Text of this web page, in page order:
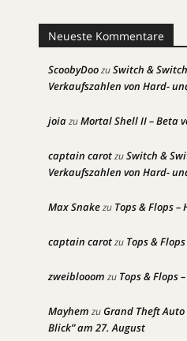
Neueste Kommentare
ScoobyDoozuSwitch &
Verkaufszahlen von Hard-
joiazuMortal Shell II – Beta
captain carotzuSwitch &
Verkaufszahlen von Hard-
Max Snakezu Tops & Flops –
captain carotzu Tops &
zweiblooom zu Tops & Flops
Mayhem zuGrand Theft
Blick” am 27. August